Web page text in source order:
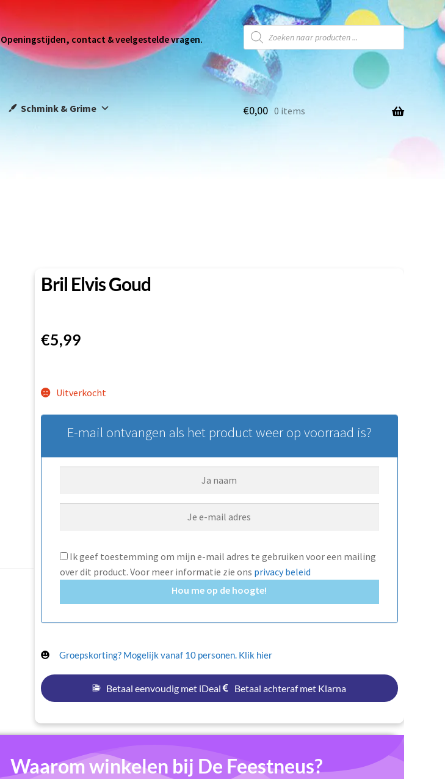
Openingstijden, contact & veelgestelde vragen.
Schmink & Grime €0,00 0 items
Bril Elvis Goud
€5,99
Uitverkocht
E-mail ontvangen als het product weer op voorraad is?
Ik geef toestemming om mijn e-mail adres te gebruiken voor een mailing
over dit product. Voor meer informatie zie ons privacy beleid
Hou me op de hoogte!
Groepskorting? Mogelijk vanaf 10 personen. Klik hier
Betaal eenvoudig met iDeal Betaal achteraf met Klarna
Waarom winkelen bij De Feestneus?